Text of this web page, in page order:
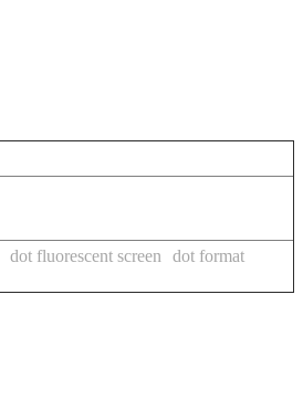
dot fluorescent screen
dot format